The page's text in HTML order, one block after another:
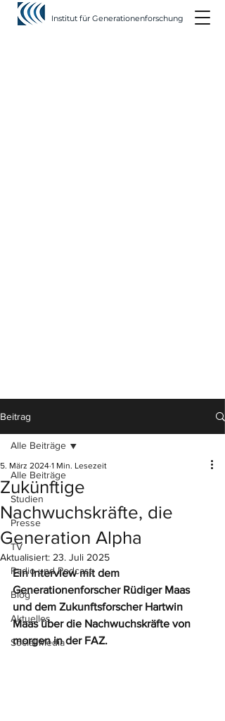
Institut für Generationenforschung
Beitrag
Alle Beiträge
Studien
Presse
TV
Radio und Podcast
Blog
Aktuelles
Social Media
Alle Beiträge
Zukünftige
Nachwuchskräfte, die
Generation Alpha
5. März 2024 1 Min. Lesezeit
Aktualisiert: 23. Juli 2025
Ein Interview mit dem
Generationenforscher Rüdiger Maas
und dem Zukunftsforscher Hartwin
Maas über die Nachwuchskräfte von
morgen in der FAZ.